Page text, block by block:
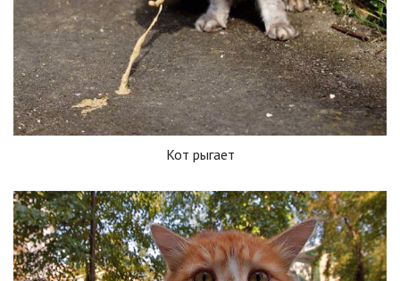
Кот рыгает